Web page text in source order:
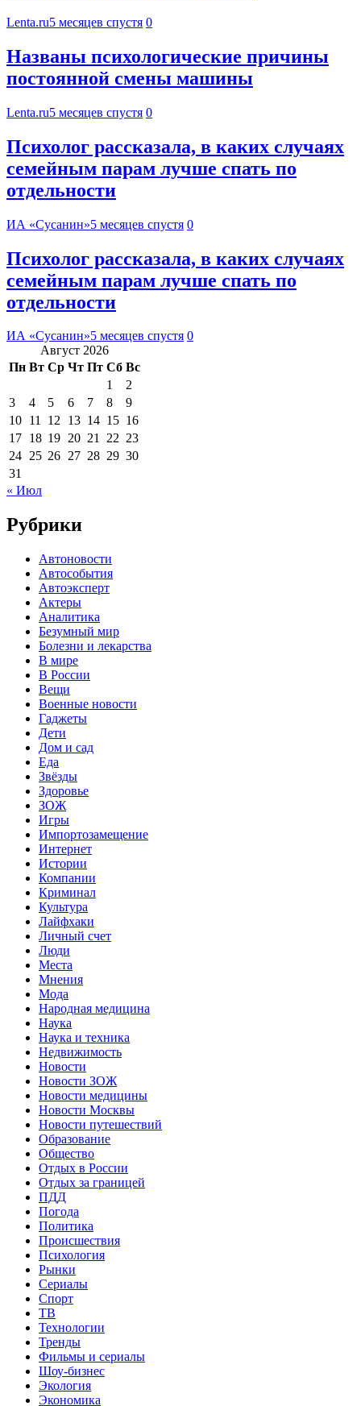
Lenta.ru5 месяцев спустя 0
Названы психологические причины
постоянной смены машины
Lenta.ru5 месяцев спустя 0
Психолог рассказала, в каких случаях
семейным парам лучше спать по
отдельности
ИА «Сусанин»5 месяцев спустя 0
Психолог рассказала, в каких случаях
семейным парам лучше спать по
отдельности
ИА «Сусанин»5 месяцев спустя 0
Август 2026
Пн Вт Ср Чт Пт Сб Вс
1
2
3
4 5 6 7 8
9
10 11 12 13 14 15 16
17 18 19 20 21 22 23
24 25 26 27 28 29 30
31
« Июл
Рубрики
Автоновости
Автособытия
Автоэксперт
Актеры
Аналитика
Безумный мир
Болезни и лекарства
В мире
В России
Вещи
Военные новости
Гаджеты
Дети
Дом и сад
Еда
Звёзды
Здоровье
ЗОЖ
Игры
Импортозамещение
Интернет
Истории
Компании
Криминал
Культура
Лайфхаки
Личный счет
Люди
Места
Мнения
Мода
Народная медицина
Наука
Наука и техника
Недвижимость
Новости
Новости ЗОЖ
Новости медицины
Новости Москвы
Новости путешествий
Образование
Общество
Отдых в России
Отдых за границей
ПДД
Погода
Политика
Происшествия
Психология
Рынки
Сериалы
Спорт
ТВ
Технологии
Тренды
Фильмы и сериалы
Шоу-бизнес
Экология
Экономика